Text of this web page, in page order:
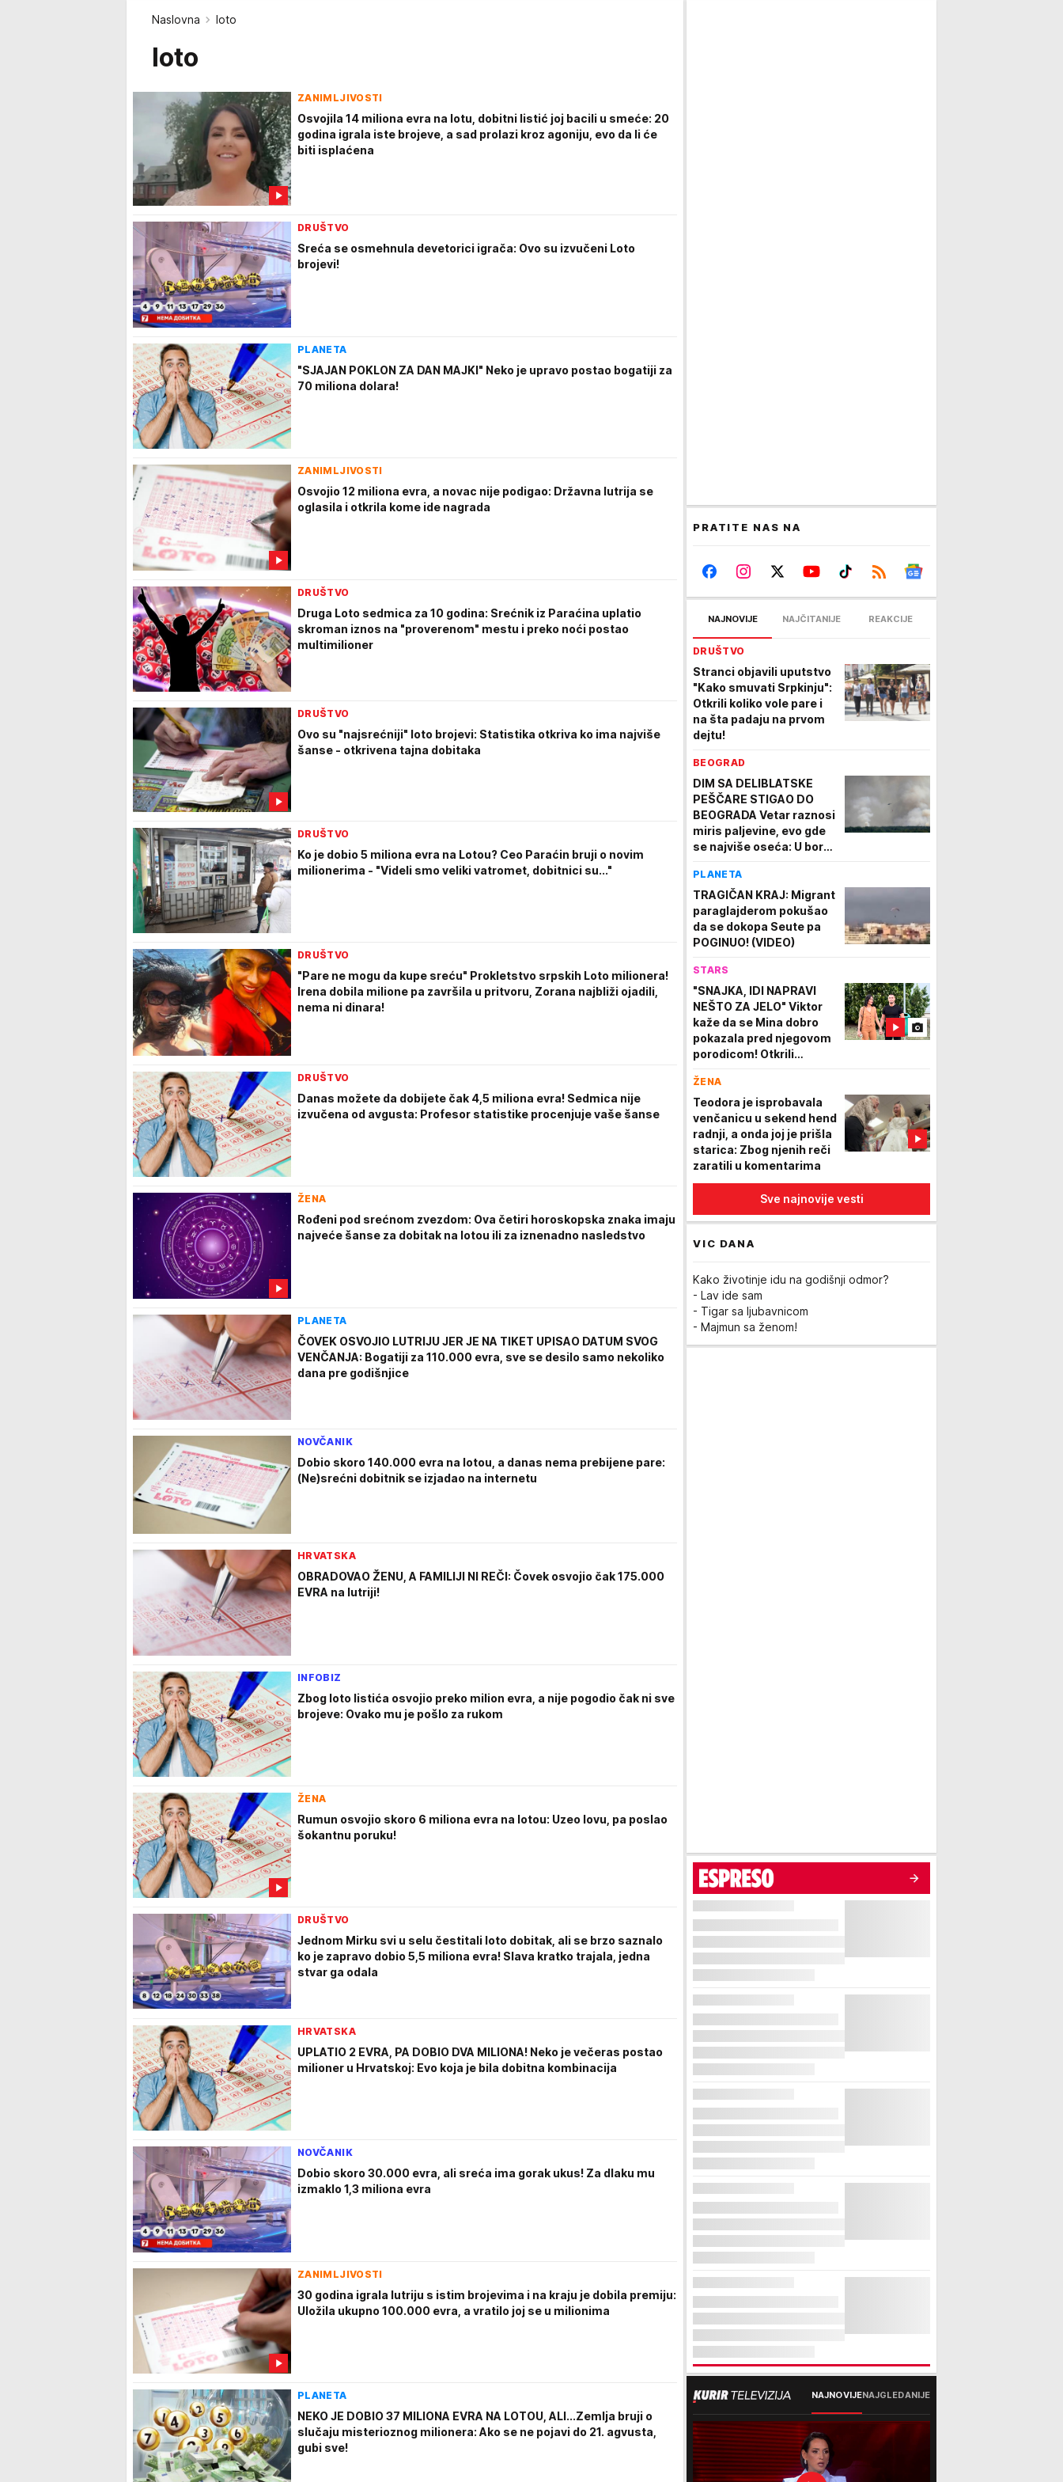
Naslovna loto
loto
ZANIMLJIVOSTI
Osvojila 14 miliona evra na lotu, dobitni listić joj bacili u smeće: 20
godina igrala iste brojeve, a sad prolazi kroz agoniju, evo da li će
biti isplaćena
DRUŠTVO
Sreća se osmehnula devetorici igrača: Ovo su izvučeni Loto
brojevi!
PLANETA
"SJAJAN POKLON ZA DAN MAJKI" Neko je upravo postao bogatiji za
70 miliona dolara!
ZANIMLJIVOSTI
Osvojio 12 miliona evra, a novac nije podigao: Državna lutrija se
oglasila i otkrila kome ide nagrada
DRUŠTVO
Druga Loto sedmica za 10 godina: Srećnik iz Paraćina uplatio
skroman iznos na "proverenom" mestu i preko noći postao
multimilioner
DRUŠTVO
Ovo su "najsrećniji" loto brojevi: Statistika otkriva ko ima najviše
šanse - otkrivena tajna dobitaka
DRUŠTVO
Ko je dobio 5 miliona evra na Lotou? Ceo Paraćin bruji o novim
milionerima - "Videli smo veliki vatromet, dobitnici su..."
DRUŠTVO
"Pare ne mogu da kupe sreću" Prokletstvo srpskih Loto milionera!
Irena dobila milione pa završila u pritvoru, Zorana najbliži ojadili,
nema ni dinara!
DRUŠTVO
Danas možete da dobijete čak 4,5 miliona evra! Sedmica nije
izvučena od avgusta: Profesor statistike procenjuje vaše šanse
ŽENA
Rođeni pod srećnom zvezdom: Ova četiri horoskopska znaka imaju
najveće šanse za dobitak na lotou ili za iznenadno nasledstvo
PLANETA
ČOVEK OSVOJIO LUTRIJU JER JE NA TIKET UPISAO DATUM SVOG
VENČANJA: Bogatiji za 110.000 evra, sve se desilo samo nekoliko
dana pre godišnjice
NOVČANIK
Dobio skoro 140.000 evra na lotou, a danas nema prebijene pare:
(Ne)srećni dobitnik se izjadao na internetu
HRVATSKA
OBRADOVAO ŽENU, A FAMILIJI NI REČI: Čovek osvojio čak 175.000
EVRA na lutriji!
INFOBIZ
Zbog loto listića osvojio preko milion evra, a nije pogodio čak ni sve
brojeve: Ovako mu je pošlo za rukom
ŽENA
Rumun osvojio skoro 6 miliona evra na lotou: Uzeo lovu, pa poslao
šokantnu poruku!
DRUŠTVO
Jednom Mirku svi u selu čestitali loto dobitak, ali se brzo saznalo
ko je zapravo dobio 5,5 miliona evra! Slava kratko trajala, jedna
stvar ga odala
HRVATSKA
UPLATIO 2 EVRA, PA DOBIO DVA MILIONA! Neko je večeras postao
milioner u Hrvatskoj: Evo koja je bila dobitna kombinacija
NOVČANIK
Dobio skoro 30.000 evra, ali sreća ima gorak ukus! Za dlaku mu
izmaklo 1,3 miliona evra
ZANIMLJIVOSTI
30 godina igrala lutriju s istim brojevima i na kraju je dobila premiju:
Uložila ukupno 100.000 evra, a vratilo joj se u milionima
PLANETA
NEKO JE DOBIO 37 MILIONA EVRA NA LOTOU, ALI...Zemlja bruji o
slučaju misterioznog milionera: Ako se ne pojavi do 21. agvusta,
gubi sve!
PRATITE NAS NA
NAJNOVIJE NAJČITANIJE REAKCIJE
DRUŠTVO
Stranci objavili uputstvo
"Kako smuvati Srpkinju":
Otkrili koliko vole pare i
na šta padaju na prvom
dejtu!
BEOGRAD
DIM SA DELIBLATSKE
PEŠČARE STIGAO DO
BEOGRADA Vetar raznosi
miris paljevine, evo gde
se najviše oseća: U borbi
vatrogasaca i helikopteri
VIDEO
PLANETA
TRAGIČAN KRAJ: Migrant
paraglajderom pokušao
da se dokopa Seute pa
POGINUO! (VIDEO)
STARS
"SNAJKA, IDI NAPRAVI
NEŠTO ZA JELO" Viktor
kaže da se Mina dobro
pokazala pred njegovom
porodicom! Otkrili
životu
ŽENA
Teodora je isprobavala
venčanicu u sekend hend
radnji, a onda joj je prišla
starica: Zbog njenih reči
zaratili u komentarima
Sve najnovije vesti
VIC DANA
Kako životinje idu na godišnji odmor?
- Lav ide sam
- Tigar sa ljubavnicom
- Majmun sa ženom!
NAJNOVIJENAJGLEDANIJE